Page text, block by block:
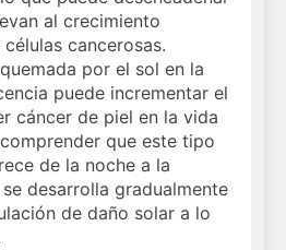
al crecimiento
cancerosas.
por el sol en la
puede incrementar el
cáncer de piel en la vida
que este tipo
de la noche a la
desarrolla gradualmente
de daño solar a lo